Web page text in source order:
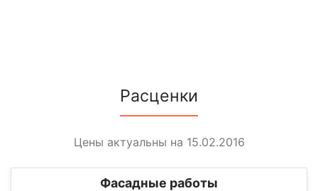
Расценки
Цены актуальны на 15.02.2016
Фасадные работы